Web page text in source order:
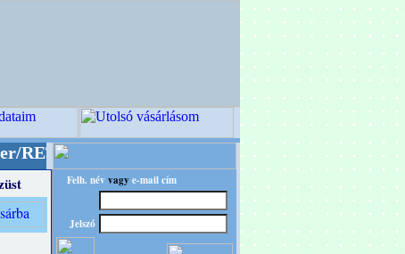
designba!
+++++++ OPITEC - A Kreatív
Felh. név vagy e-mail cím
Jelszó